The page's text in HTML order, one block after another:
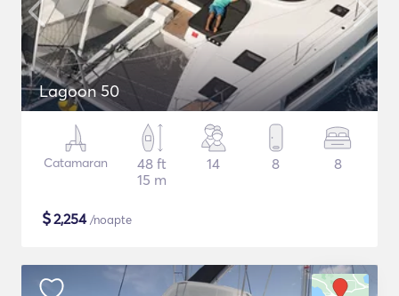
Lagoon 50
Catamaran
48 ft
15 m
14 8 8
$2,254/noapte